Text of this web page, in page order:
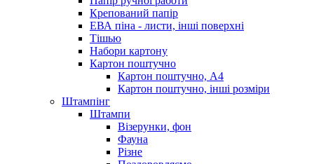
Крепований папір
ЕВА піна - листи, інші поверхні
Тішью
Набори картону
Картон поштучно
Картон поштучно, А4
Картон поштучно, інші розміри
Штампінг
Штампи
Візерунки, фон
Фауна
Різне